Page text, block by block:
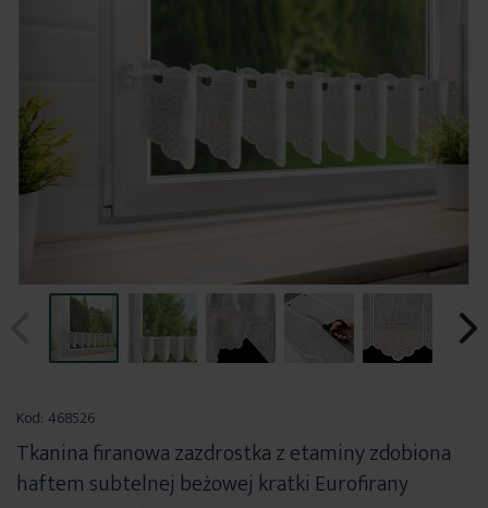
początek
galerii
Kod: 468526
Tkanina firanowa zazdrostka z etaminy zdobiona
haftem subtelnej beżowej kratki Eurofirany